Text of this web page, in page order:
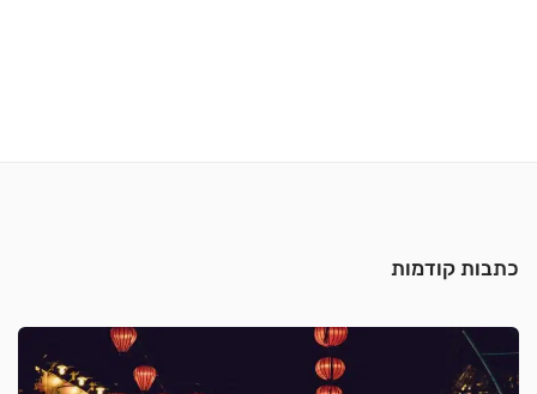
כתבות קודמות